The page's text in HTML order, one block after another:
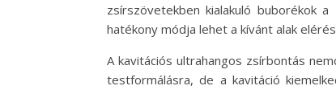
zsírszövetekben kialakuló buborékok
hatékony módja lehet a kívánt alak
A kavitációs ultrahangos zsírbontás
testformálásra, de a kavitáció